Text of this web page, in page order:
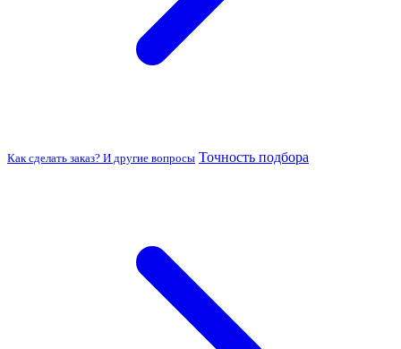
Как сделать заказ? И другие вопросы Точность подбора